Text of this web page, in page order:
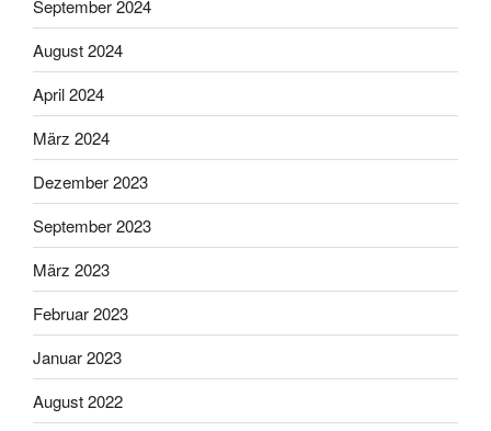
September 2024
August 2024
April 2024
März 2024
Dezember 2023
September 2023
März 2023
Februar 2023
Januar 2023
August 2022